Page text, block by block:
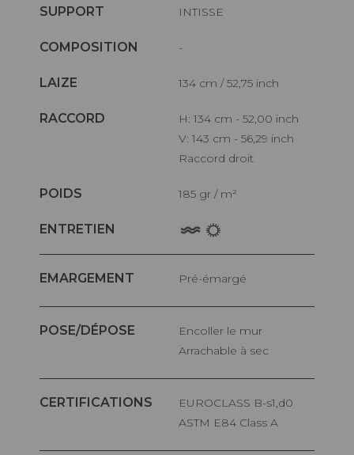
SUPPORT INTISSE
COMPOSITION -
LAIZE 134 cm / 52,75 inch
RACCORD
H: 134 cm - 52,00 inch
V: 143 cm - 56,29 inch
Raccord droit
POIDS 185 gr / m²
ENTRETIEN
EMARGEMENT Pré-émargé
POSE/DÉPOSE
Encoller le mur
Arrachable à sec
CERTIFICATIONS
EUROCLASS B-s1,d0
ASTM E84 Class A